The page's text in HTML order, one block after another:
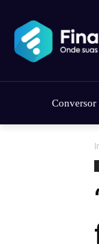
Conversor